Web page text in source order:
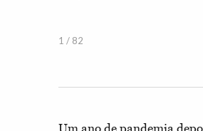
1 / 82
Um ano de pandemia